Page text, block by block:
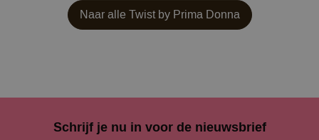
Naar alle Twist by Prima Donna
Schrijf je nu in voor de nieuwsbrief